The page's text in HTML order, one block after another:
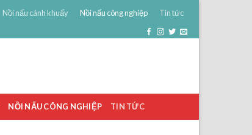
Nồi nấu cánh khuấy Nồi nấu công nghiệp Tin tức
NỒI NẤU CÔNG NGHIỆP TIN TỨC